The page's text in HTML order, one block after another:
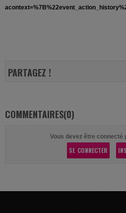
PARTAGEZ !
COMMENTAIRES(0)
Vous devez être connecté
SE CONNECTER